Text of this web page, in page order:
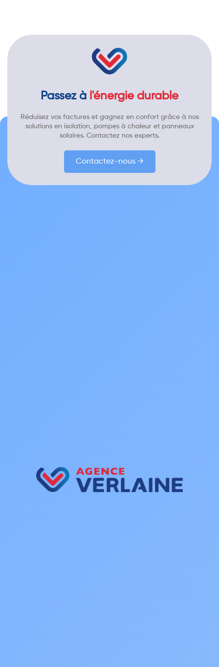
Passez à l'énergie durable
Réduisez vos factures et gagnez en confort grâce à nos
solutions en isolation, pompes à chaleur et panneaux
solaires. Contactez nos experts.
Contactez-nous →